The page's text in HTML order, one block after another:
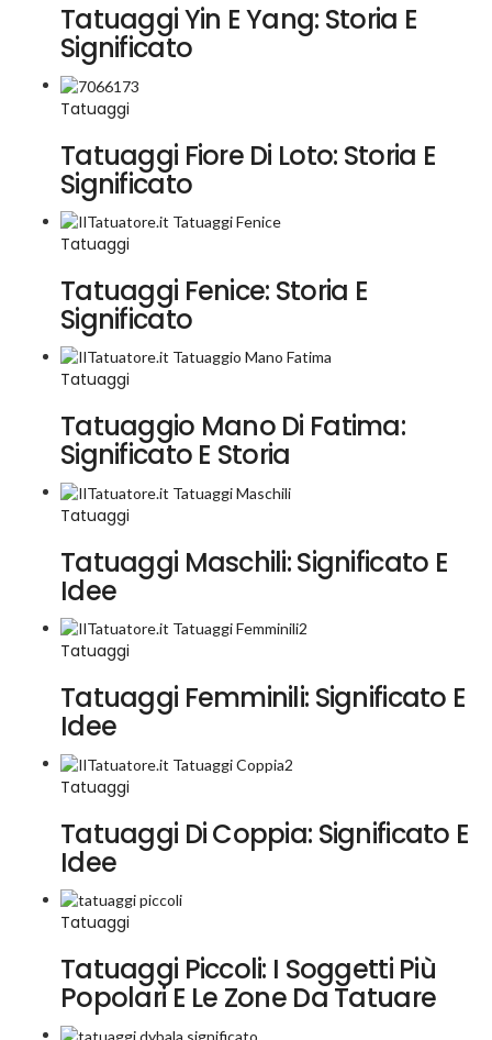
Tatuaggi Yin E Yang: Storia E
Significato
Tatuaggi
Tatuaggi Fiore Di Loto: Storia E
Significato
Tatuaggi
Tatuaggi Fenice: Storia E
Significato
Tatuaggi
Tatuaggio Mano Di Fatima:
Significato E Storia
Tatuaggi
Tatuaggi Maschili: Significato E
Idee
Tatuaggi
Tatuaggi Femminili: Significato E
Idee
Tatuaggi
Tatuaggi Di Coppia: Significato E
Idee
Tatuaggi
Tatuaggi Piccoli: I Soggetti Più
Popolari E Le Zone Da Tatuare